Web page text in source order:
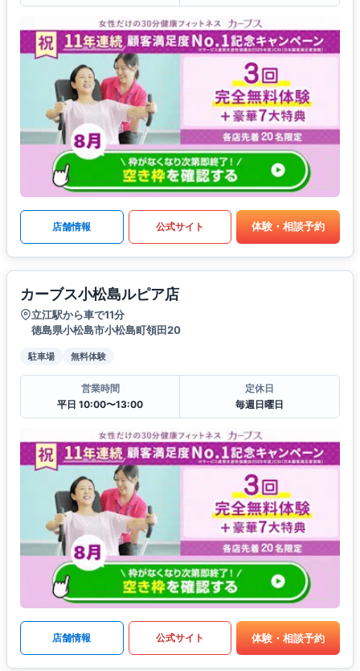
店舗情報 公式サイト 体験・相談予約
カーブス小松島ルピア店
立江駅から車で11分
徳島県小松島市小松島町領田20
駐車場 無料体験
営業時間
平日 10:00〜13:00
定休日
毎週日曜日
店舗情報 公式サイト 体験・相談予約